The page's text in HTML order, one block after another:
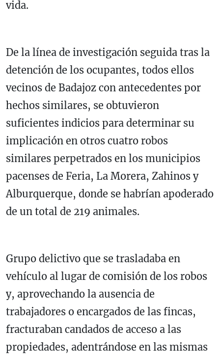
vida.
De la línea de investigación seguida tras la
detención de los ocupantes, todos ellos
vecinos de Badajoz con antecedentes por
hechos similares, se obtuvieron
suficientes indicios para determinar su
implicación en otros cuatro robos
similares perpetrados en los municipios
pacenses de Feria, La Morera, Zahinos y
Alburquerque, donde se habrían apoderado
de un total de 219 animales.
Grupo delictivo que se trasladaba en
vehículo al lugar de comisión de los robos
y, aprovechando la ausencia de
trabajadores o encargados de las fincas,
fracturaban candados de acceso a las
propiedades, adentrándose en las mismas